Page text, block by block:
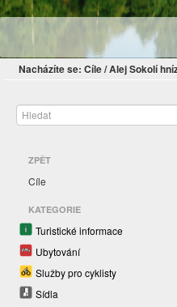
Nacházíte se: Cíle/Alej Sokolí
ZPĚT
Cíle
KATEGORIE
Turistické informace
Ubytování
Služby pro cyklisty
Sídla